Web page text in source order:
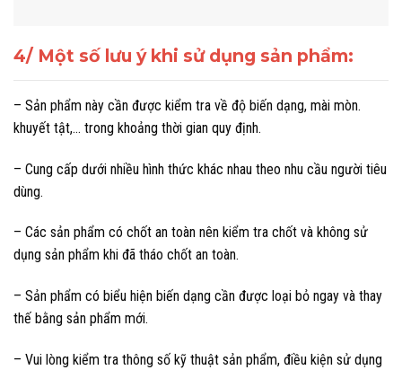
4/ Một số lưu ý khi sử dụng sản phẩm:
– Sản phẩm này cần được kiểm tra về độ biến dạng, mài mòn.
khuyết tật,… trong khoảng thời gian quy định.
– Cung cấp dưới nhiều hình thức khác nhau theo nhu cầu người tiêu
dùng.
– Các sản phẩm có chốt an toàn nên kiểm tra chốt và không sử
dụng sản phẩm khi đã tháo chốt an toàn.
– Sản phẩm có biểu hiện biến dạng cần được loại bỏ ngay và thay
thế bằng sản phẩm mới.
– Vui lòng kiểm tra thông số kỹ thuật sản phẩm, điều kiện sử dụng